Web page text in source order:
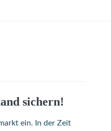
sichern!
ein. In der Zeit